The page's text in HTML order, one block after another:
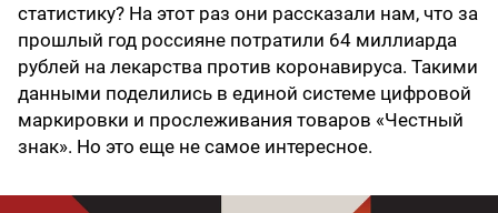
статистику? На этот раз они рассказали нам, что за
прошлый год россияне потратили 64 миллиарда
рублей на лекарства против коронавируса. Такими
данными поделились в единой системе цифровой
маркировки и прослеживания товаров «Честный
знак». Но это еще не самое интересное.